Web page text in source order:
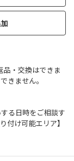
・交換はできま
きません｡
る日時をご相談す
付け可能エリア】